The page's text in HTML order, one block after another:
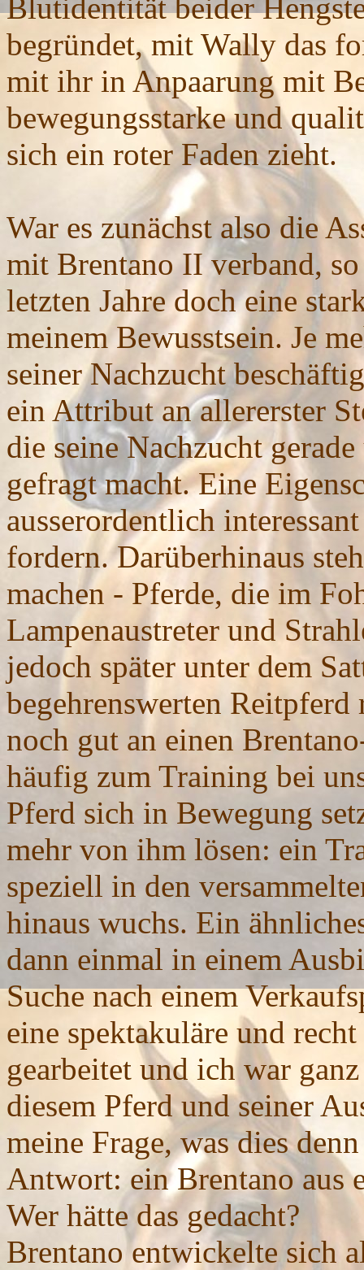
Blutidentität beider
begründet, mit Wally das
mit ihr in Anpaarung mit
bewegungsstarke und
sich ein roter Faden zieht.
War es zunächst also die
mit Brentano II verband,
letzten Jahre doch eine
meinem Bewusstsein. Je
seiner Nachzucht
ein Attribut an allererster
die seine Nachzucht
gefragt macht. Eine
ausserordentlich
fordern. Darüberhinaus
machen - Pferde, die im
Lampenaustreter und
jedoch später unter dem
begehrenswerten
noch gut an einen
häufig zum Training bei
Pferd sich in Bewegung
mehr von ihm lösen: ein
speziell in den
hinaus wuchs. Ein
dann einmal in einem
Suche nach einem
eine spektakuläre und
gearbeitet und ich war
diesem Pferd und seiner
meine Frage, was dies
Antwort: ein Brentano aus
Wer hätte das gedacht?
Brentano entwickelte sich